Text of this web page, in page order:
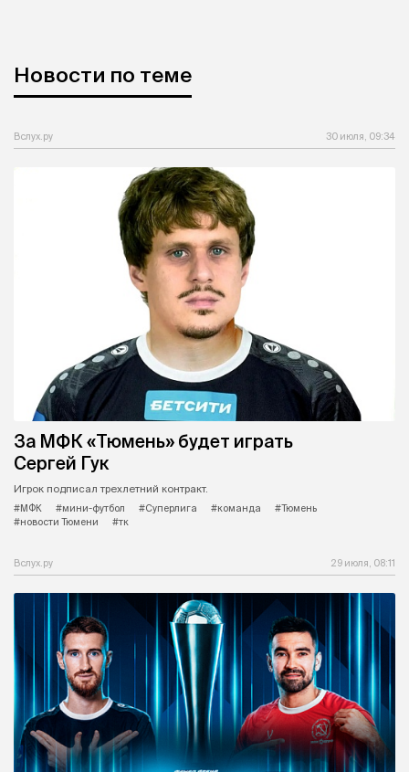
Новости по теме
Вслух.ру 30 июля, 09:34
За МФК «Тюмень» будет играть
Сергей Гук
Игрок подписал трехлетний контракт.
#МФК
#мини-футбол #Суперлига #команда
#Тюмень
#новости Тюмени
#тк
Вслух.ру 29 июля, 08:11